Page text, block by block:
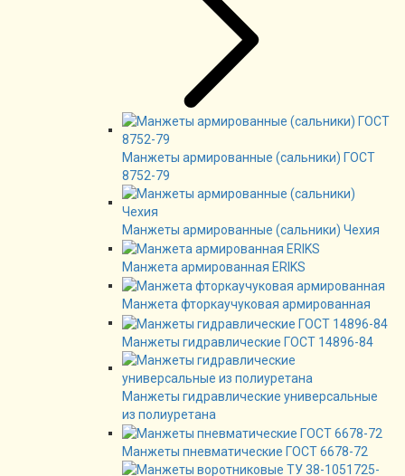
Манжеты армированные (сальники) ГОСТ
8752-79
Манжеты армированные (сальники) Чехия
Манжета армированная ERIKS
Манжета фторкаучуковая армированная
Манжеты гидравлические ГОСТ 14896-84
Манжеты гидравлические универсальные
из полиуретана
Манжеты пневматические ГОСТ 6678-72